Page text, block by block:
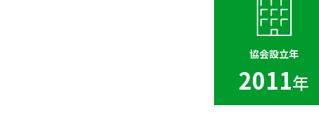
協会設立年
2011年